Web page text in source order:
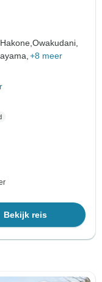
Hakone,Owakudani,
+8 meer
Bekijk reis